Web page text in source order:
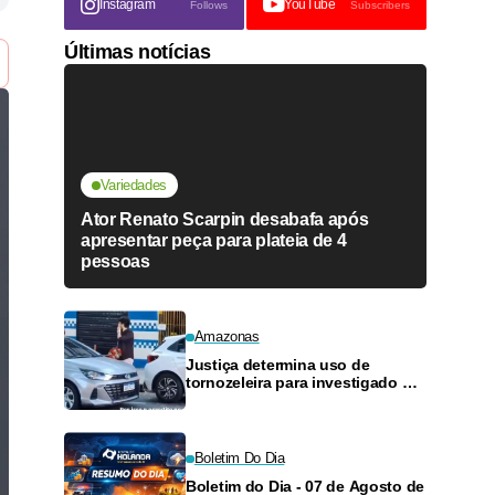
Instagram Follows YouTube Subscribers
Últimas notícias
Variedades
Ator Renato Scarpin desabafa após
apresentar peça para plateia de 4
pessoas
Amazonas
Justiça determina uso de
tornozeleira para investigado por
Boletim Do Dia
Boletim do Dia - 07 de Agosto de